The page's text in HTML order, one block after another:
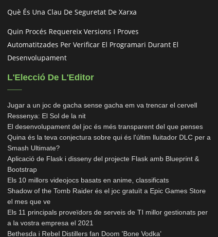
Què És Una Clau De Seguretat De Xarxa
Quin Procés Requereix Versions I Proves
Automatitzades Per Verificar El Programari Durant El
Desenvolupament
L'Elecció De L'Editor
Jugar a un joc de gacha sense gacha em va trencar el cervell
Ressenya: El Sol de la nit
El desenvolupament del joc és més transparent del que penses
Quina és la teva conjectura sobre qui és l'últim lluitador DLC per a
Smash Ultimate?
Aplicació de Flask i disseny del projecte Flask amb Blueprint &
Bootstrap
Els 10 millors videojocs basats en anime, classificats
Shadow of the Tomb Raider és el joc gratuït a Epic Games Store
el mes que ve
Els 11 principals proveïdors de serveis de TI millor gestionats per
a la vostra empresa el 2021
Bethesda i Rebel Distillers fan Doom 'Bone Vodka'